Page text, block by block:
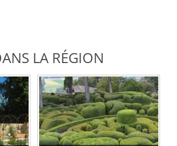
LA RÉGION